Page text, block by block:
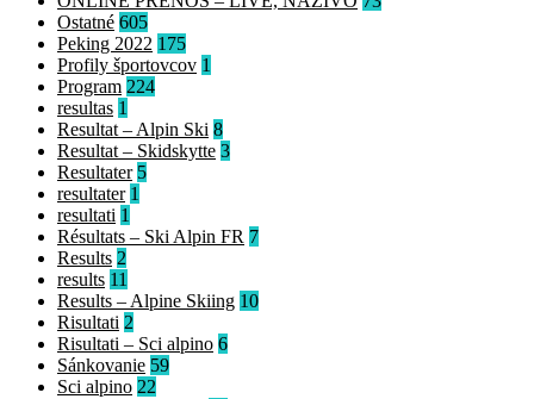
Ostatné 605
Peking 2022 175
Profily športovcov 1
Program 224
resultas 1
Resultat – Alpin Ski 8
Resultat – Skidskytte 3
Resultater 5
resultater 1
resultati 1
Résultats – Ski Alpin FR 7
Results 2
results 11
Results – Alpine Skiing 10
Risultati 2
Risultati – Sci alpino 6
Sánkovanie 59
Sci alpino 22